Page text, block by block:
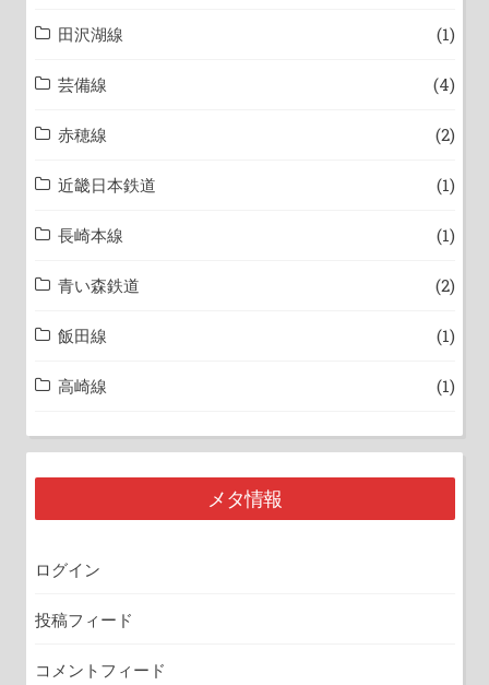
田沢湖線 (1)
芸備線 (4)
赤穂線 (2)
近畿日本鉄道 (1)
長崎本線 (1)
青い森鉄道 (2)
飯田線 (1)
高崎線 (1)
メタ情報
ログイン
投稿フィード
コメントフィード